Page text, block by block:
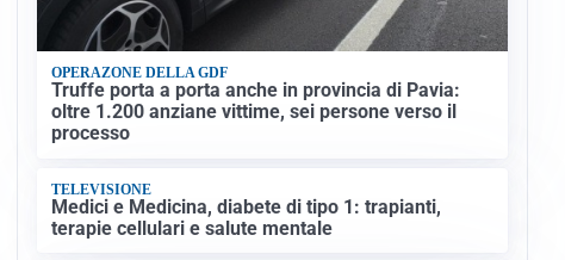
OPERAZONE DELLA GDF
Truffe porta a porta anche in provincia di Pavia:
oltre 1.200 anziane vittime, sei persone verso il
processo
TELEVISIONE
Medici e Medicina, diabete di tipo 1: trapianti,
terapie cellulari e salute mentale